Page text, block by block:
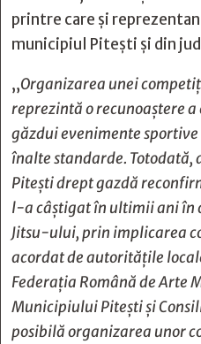
printre care și
municipiul Pitești și din
„Organizarea unei
reprezintă o recunoaștere
găzdui evenimente
înalte standarde.
Pitești drept gazdă
l-a câștigat în ultimii ani în
Jitsu-ului, prin implicarea
acordat de autoritățile
Federația Română de Arte
Municipiului Pitești și
posibilă organizarea unor